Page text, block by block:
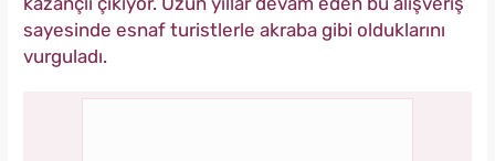
sayesinde esnaf turistlerle akraba gibi olduklarını
vurguladı.